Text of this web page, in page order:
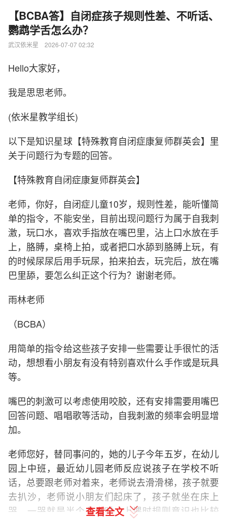
【BCBA答】自闭症孩子规则性差、不听话、
鹦鹉学舌怎么办？
武汉依米星 2026-07-07 02:32
Hello大家好，
我是思思老师。
(依米星教学组长)
以下是知识星球【特殊教育自闭症康复师群英会】里
关于问题行为专题的回答。
【特殊教育自闭症康复师群英会】
老师，你好，自闭症儿童10岁，规则性差，能听懂简
单的指令，不能安坐，目前出现问题行为属于自我刺
激，玩口水，喜欢手指放在嘴巴里，沾上口水放在手
上，胳膊，桌椅上拍，或者把口水舔到胳膊上玩，有
的时候尿尿后用手玩尿，拍来拍去，玩完后，放在嘴
巴里舔，要怎么纠正这个行为？谢谢老师。
雨林老师
（BCBA）
用简单的指令给这些孩子安排一些需要让手很忙的活
动，想想看小朋友有没有特别喜欢什么手作或是玩具
等。
嘴巴的刺激可以考虑使用咬胶，还有安排需要用嘴巴
回答问题、唱唱歌等活动，自我刺激的频率会明显增
加。
老师您好，替同事问的，她的儿子今年五岁，在幼儿
园上中班，最近幼儿园老师反应说孩子在学校不听
话，总要跟老师对着来，老师说去滑滑梯，孩子就要
去扒沙，老师说小朋友们起床了，孩子就坐在床上
哭，一哭就是半个多小时，上课时规则意识也比较
查看全文